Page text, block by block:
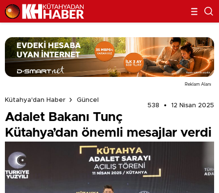
Reklam Alanı
Kütahya'dan Haber
Güncel
538
12 Nisan 2025
Adalet Bakanı Tunç
Kütahya’dan önemli mesajlar verdi